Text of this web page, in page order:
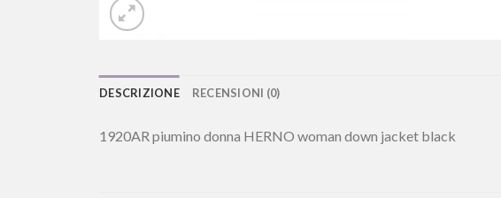
DESCRIZIONE RECENSIONI (0)
1920AR piumino donna HERNO woman down jacket black